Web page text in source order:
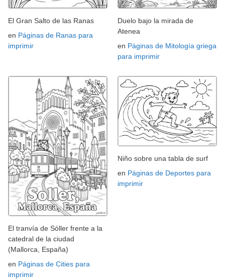
El Gran Salto de las Ranas
en Páginas de Ranas para
imprimir
Duelo bajo la mirada de
Atenea
en Páginas de Mitología griega
para imprimir
El tranvía de Sóller frente a la
catedral de la ciudad
(Mallorca, España)
en Páginas de Cities para
imprimir
Niño sobre una tabla de surf
en Páginas de Deportes para
imprimir